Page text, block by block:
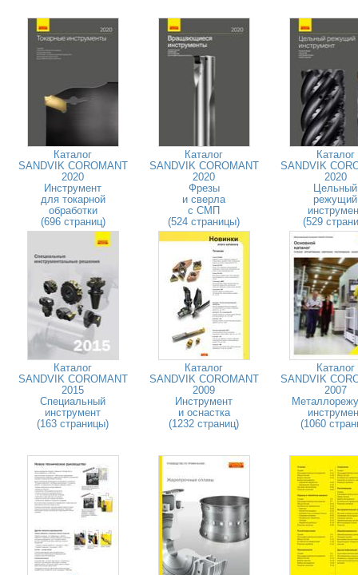
Каталог
SANDVIK COROMANT
2020
Инструмент
для токарной
обработки
(696 страниц)
Каталог
SANDVIK COROMANT
2020
Фрезы
и сверла
с СМП
(524 страницы)
Каталог
SANDVIK
2020
Цельный
режущий
(529
Каталог
SANDVIK COROMANT
2015
Специальный
инструмент
(163 страницы)
Каталог
SANDVIK COROMANT
2009
Инструмент
и оснастка
(1232 страниц)
Каталог
SANDVIK
2007
(1060